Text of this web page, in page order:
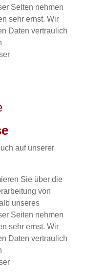
Seiten nehmen
sehr ernst. Wir
Daten vertraulich
auf unserer
Sie über die
von
unseres
Seiten nehmen
sehr ernst. Wir
Daten vertraulich